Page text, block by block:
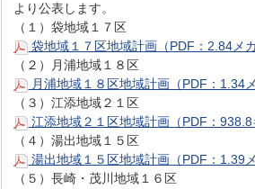
より公表します。
（１）袋地域１７区
袋地域１７区地域計画（PDF：2.84メ
（２）月浦地域１８区
月浦地域１８区地域計画（PDF：1.34
（３）江添地域２１区
江添地域２１区地域計画（PDF：
（４）湯出地域１５区
湯出地域１５区地域計画（PDF：1.39
（５）長崎・茂川地域１６区